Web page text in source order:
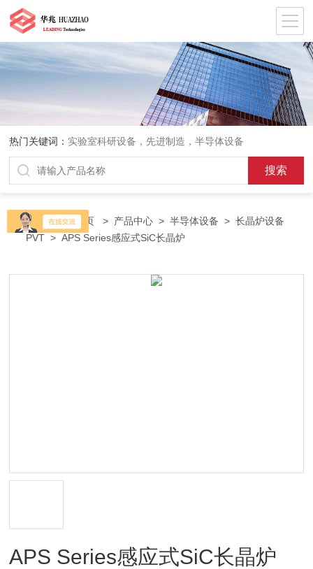
热门关键词： 实验室科研设备，先进制造，半导体设备
当前位置：首页 > 产品中心 >半导体设备 >长晶炉设备
PVT > APS Series感应式SiC长晶炉
APS Series感应式SiC长晶炉